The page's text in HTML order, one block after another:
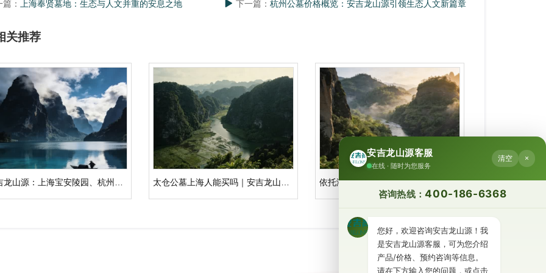
： 上海奉贤墓地：生态与人文并重的安息之地 下一篇： 杭州公墓价格概览：安吉龙山源引领生态人文新篇章
关推荐
依托浙北灵秀之地，安吉龙山源重塑人文纪念园的地理坐标｜杭州公墓价格一览表
安吉龙山源客服
在线 · 随时为您服务
清空 ×
咨询热线：400-186-6368
您好，欢迎咨询安吉龙山源！我
是安吉龙山源客服，可为您介绍
产品/价格、预约咨询等信息。
请在下方输入您的问题，或点击